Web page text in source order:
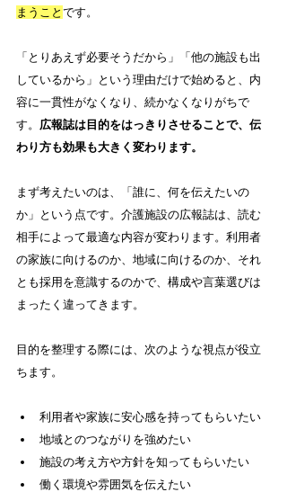
まうこと です。
「とりあえず必要そうだから」「他の施設も出
しているから」という理由だけで始めると、内
容に一貫性がなくなり、続かなくなりがちで
す。 広報誌は目的をはっきりさせることで、伝
わり方も効果も大きく変わります。
まず考えたいのは、「誰に、何を伝えたいの
か」という点です。介護施設の広報誌は、読む
相手によって最適な内容が変わります。利用者
の家族に向けるのか、地域に向けるのか、それ
とも採用を意識するのかで、構成や言葉選びは
まったく違ってきます。
目的を整理する際には、次のような視点が役立
ちます。
利用者や家族に安心感を持ってもらいたい
地域とのつながりを強めたい
施設の考え方や方針を知ってもらいたい
働く環境や雰囲気を伝えたい